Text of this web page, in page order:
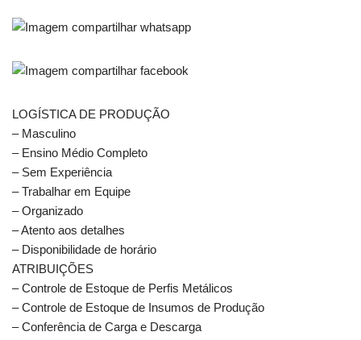
LOGÍSTICA DE PRODUÇÃO
– Masculino
– Ensino Médio Completo
– Sem Experiência
– Trabalhar em Equipe
– Organizado
– Atento aos detalhes
– Disponibilidade de horário
ATRIBUIÇÕES
– Controle de Estoque de Perfis Metálicos
– Controle de Estoque de Insumos de Produção
– Conferência de Carga e Descarga